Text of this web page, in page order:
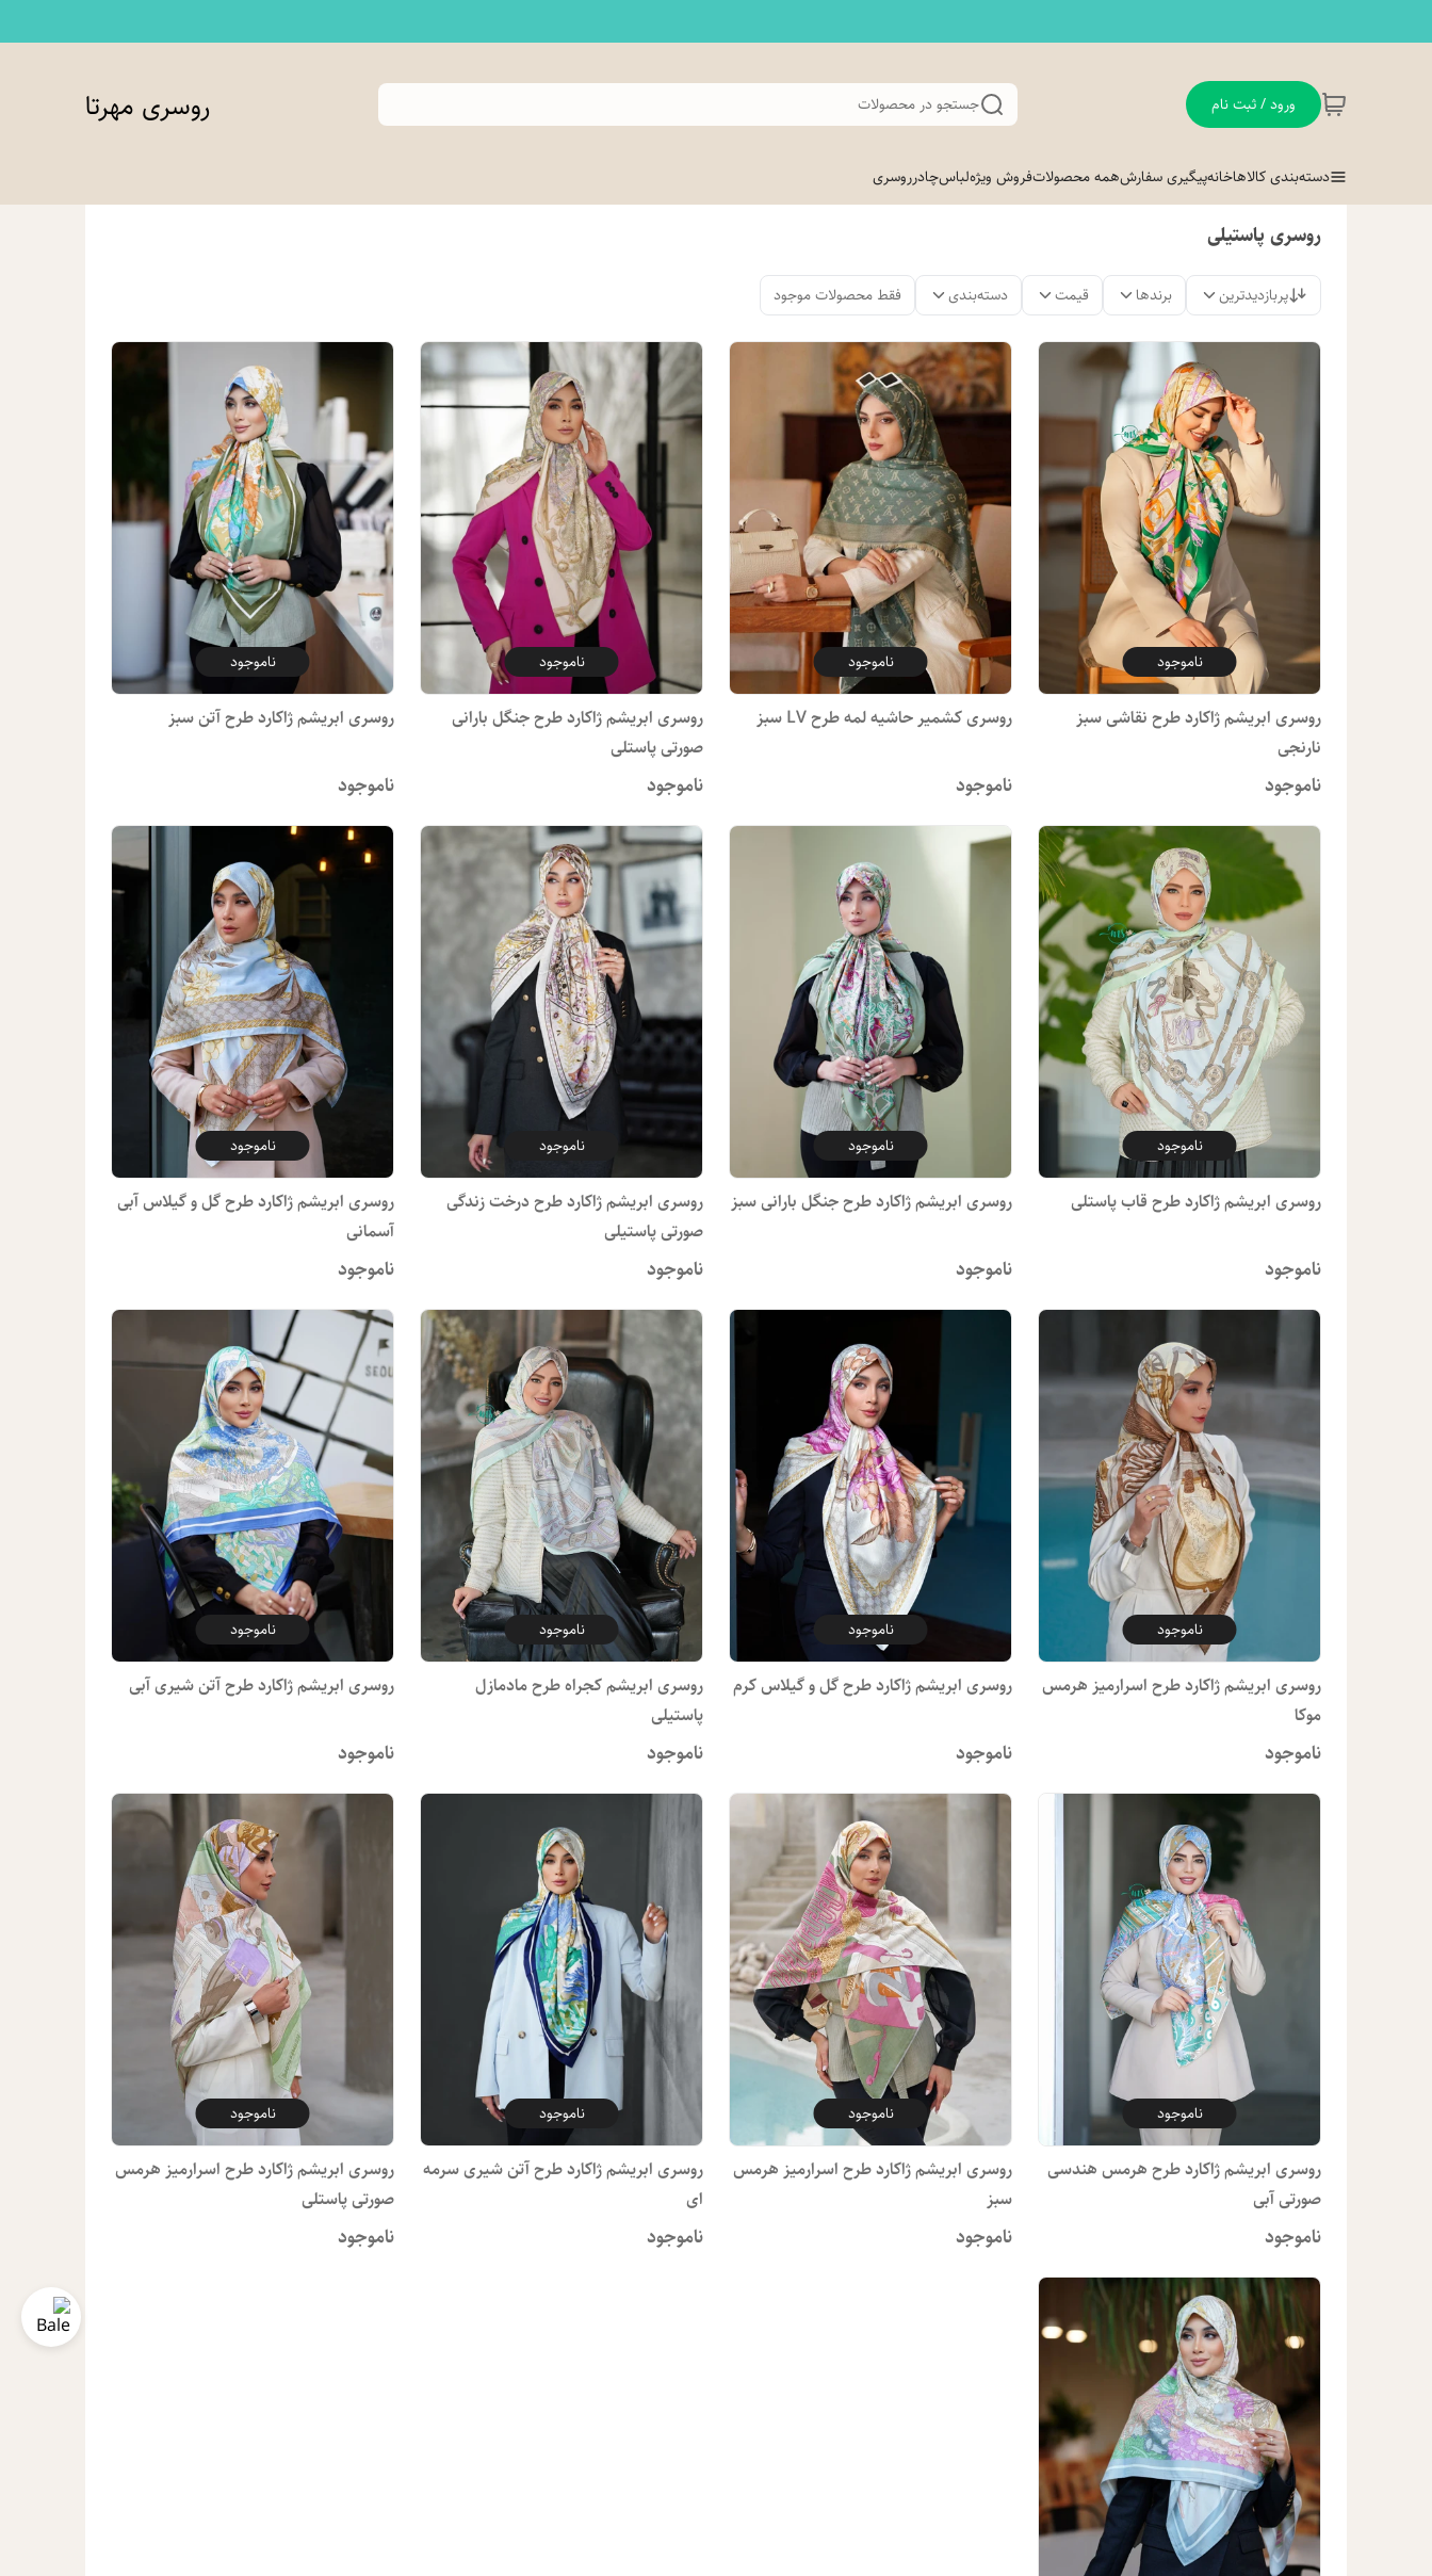
ورود / ثبت نام جستجو در محصولات روسری مهرتا
دسته‌بندی کالاهاخانهپیگیری سفارشهمه محصولاتفروش ویژهلباسچادرروسری
روسری پاستیلی
پربازدیدترین برندها قیمت دسته‌بندی فقط محصولات موجود
ناموجود
روسری ابریشم ژاکارد طرح نقاشی سبز
نارنجی
ناموجود
ناموجود
روسری کشمیر حاشیه لمه طرح LV سبز
ناموجود
ناموجود
روسری ابریشم ژاکارد طرح جنگل بارانی
صورتی پاستلی
ناموجود
ناموجود
روسری ابریشم ژاکارد طرح آتن سبز
ناموجود
ناموجود
روسری ابریشم ژاکارد طرح قاب پاستلی
ناموجود
ناموجود
روسری ابریشم ژاکارد طرح جنگل بارانی سبز
ناموجود
ناموجود
روسری ابریشم ژاکارد طرح درخت زندگی
صورتی پاستیلی
ناموجود
ناموجود
روسری ابریشم ژاکارد طرح گل و گیلاس آبی
آسمانی
ناموجود
ناموجود
روسری ابریشم ژاکارد طرح اسرارمیز هرمس
موکا
ناموجود
ناموجود
روسری ابریشم ژاکارد طرح گل و گیلاس کرم
ناموجود
ناموجود
روسری ابریشم کجراه طرح مادمازل
پاستیلی
ناموجود
ناموجود
روسری ابریشم ژاکارد طرح آتن شیری آبی
ناموجود
ناموجود
روسری ابریشم ژاکارد طرح هرمس هندسی
صورتی آبی
ناموجود
ناموجود
روسری ابریشم ژاکارد طرح اسرارمیز هرمس
سبز
ناموجود
ناموجود
روسری ابریشم ژاکارد طرح آتن شیری سرمه
ای
ناموجود
ناموجود
روسری ابریشم ژاکارد طرح اسرارمیز هرمس
صورتی پاستلی
ناموجود